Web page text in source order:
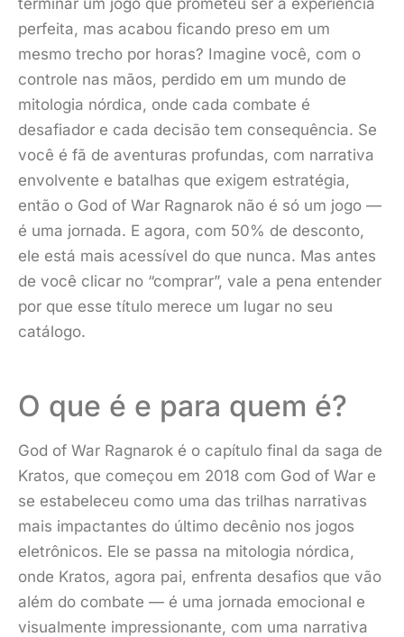
perfeita, mas acabou ficando preso em um
mesmo trecho por horas? Imagine você, com o
controle nas mãos, perdido em um mundo de
mitologia nórdica, onde cada combate é
desafiador e cada decisão tem consequência. Se
você é fã de aventuras profundas, com narrativa
envolvente e batalhas que exigem estratégia,
então o God of War Ragnarok não é só um jogo —
é uma jornada. E agora, com 50% de desconto,
ele está mais acessível do que nunca. Mas antes
de você clicar no “comprar”, vale a pena entender
por que esse título merece um lugar no seu
catálogo.
O que é e para quem é?
God of War Ragnarok é o capítulo final da saga de
Kratos, que começou em 2018 com God of War e
se estabeleceu como uma das trilhas narrativas
mais impactantes do último decênio nos jogos
eletrônicos. Ele se passa na mitologia nórdica,
onde Kratos, agora pai, enfrenta desafios que vão
além do combate — é uma jornada emocional e
visualmente impressionante, com uma narrativa